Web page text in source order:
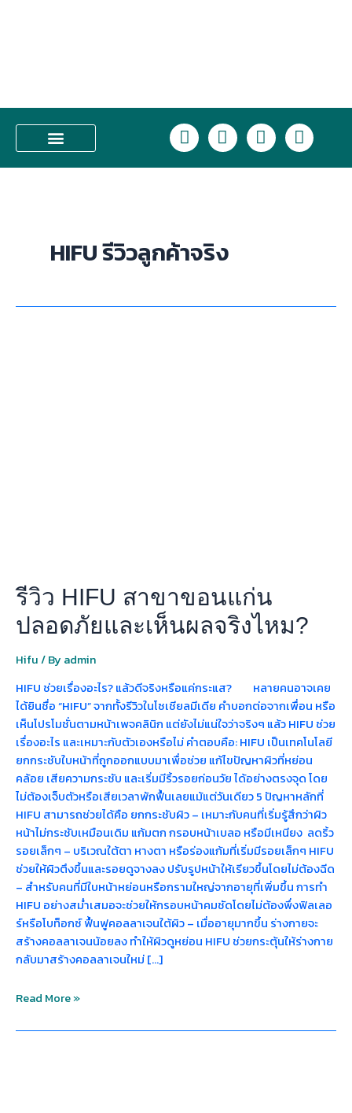
L
i
n
F
a
c
k
I
n
s
T
i
k
HIFU รีวิวลูกค้าจริง
รีวิว HIFU สาขาขอนแก่น
ปลอดภัยและเห็นผลจริงไหม?
Hifu/ By admin
HIFU ช่วยเรื่องอะไร? แล้วดีจริงหรือแค่กระแส? หลายคนอาจเคย
ได้ยินชื่อ “HIFU” จากทั้งรีวิวในโซเชียลมีเดีย คำบอกต่อจากเพื่อน หรือ
เห็นโปรโมชั่นตามหน้าเพจคลินิก แต่ยังไม่แน่ใจว่าจริงๆ แล้ว HIFU ช่วย
เรื่องอะไร และเหมาะกับตัวเองหรือไม่ คำตอบคือ: HIFU เป็นเทคโนโลยี
ยกกระชับใบหน้าที่ถูกออกแบบมาเพื่อช่วย แก้ไขปัญหาผิวที่หย่อน
คล้อย เสียความกระชับ และเริ่มมีริ้วรอยก่อนวัย ได้อย่างตรงจุด โดย
ไม่ต้องเจ็บตัวหรือเสียเวลาพักฟื้นเลยแม้แต่วันเดียว 5 ปัญหาหลักที่
HIFU สามารถช่วยได้คือ ยกกระชับผิว – เหมาะกับคนที่เริ่มรู้สึกว่าผิว
หน้าไม่กระชับเหมือนเดิม แก้มตก กรอบหน้าเบลอ หรือมีเหนียง ลดริ้ว
รอยเล็กๆ – บริเวณใต้ตา หางตา หรือร่องแก้มที่เริ่มมีรอยเล็กๆ HIFU
ช่วยให้ผิวตึงขึ้นและรอยดูจางลง ปรับรูปหน้าให้เรียวขึ้นโดยไม่ต้องฉีด
– สำหรับคนที่มีใบหน้าหย่อนหรือกรามใหญ่จากอายุที่เพิ่มขึ้น การทำ
HIFU อย่างสม่ำเสมอจะช่วยให้กรอบหน้าคมชัดโดยไม่ต้องพึ่งฟิลเลอ
ร์หรือโบท็อกซ์ ฟื้นฟูคอลลาเจนใต้ผิว – เมื่ออายุมากขึ้น ร่างกายจะ
สร้างคอลลาเจนน้อยลง ทำให้ผิวดูหย่อน HIFU ช่วยกระตุ้นให้ร่างกาย
กลับมาสร้างคอลลาเจนใหม่ […]
Read More »